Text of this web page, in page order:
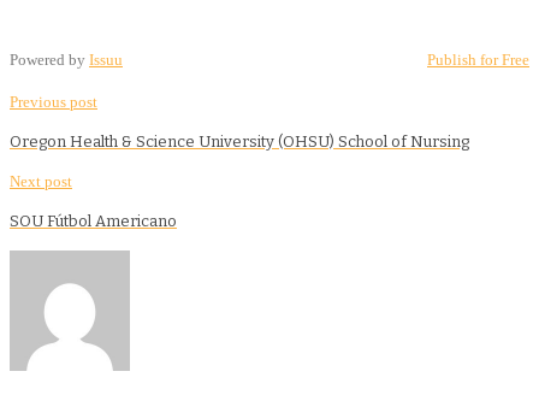
Powered by Issuu Publish for Free
Previous post
Oregon Health & Science University (OHSU) School of Nursing
Next post
SOU Fútbol Americano